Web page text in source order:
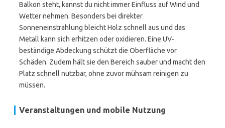
Balkon steht, kannst du nicht immer Einfluss auf Wind und
Wetter nehmen. Besonders bei direkter
Sonneneinstrahlung bleicht Holz schnell aus und das
Metall kann sich erhitzen oder oxidieren. Eine UV-
beständige Abdeckung schützt die Oberfläche vor
Schäden. Zudem hält sie den Bereich sauber und macht den
Platz schnell nutzbar, ohne zuvor mühsam reinigen zu
müssen.
Veranstaltungen und mobile Nutzung